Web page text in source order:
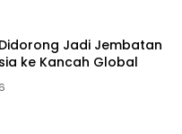
Jadi Jembatan
ke Kancah Global